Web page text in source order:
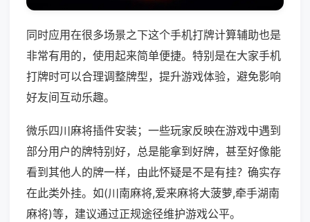
同时应用在很多场景之下这个手机打牌计算辅助也是
非常有用的，使用起来简单便捷。特别是在大家手机
打牌时可以合理调整牌型，提升游戏体验，避免影响
好友间互动乐趣。
微乐四川麻将插件安装；一些玩家反映在游戏中遇到
部分用户的牌特别好，总是能拿到好牌，甚至好像能
看到其他人的牌一样，由此怀疑是不是有挂？确实存
在此类外挂。如(川南麻将,爱来麻将大菠萝,牵手湖南
麻将)等，建议通过正规途径维护游戏公平。